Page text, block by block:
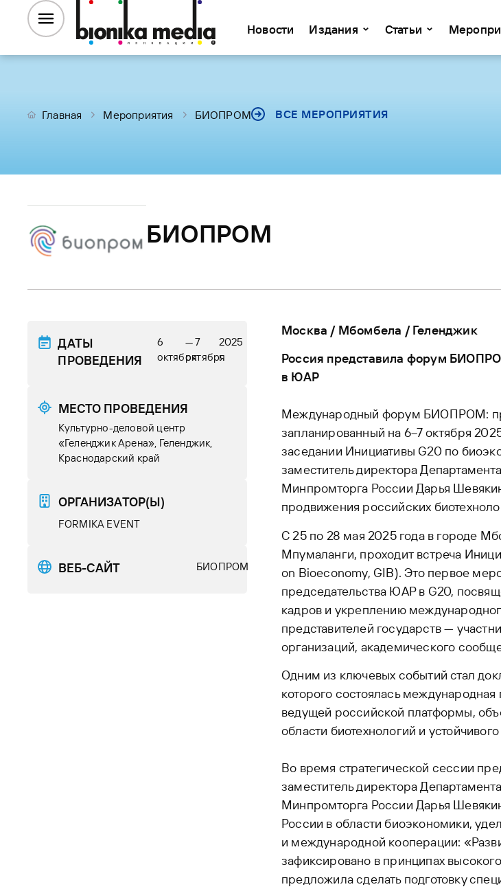
Новости Издания Статьи
Главная Мероприятия БИОПРОМ ВСЕ МЕРОПРИЯТИЯ
БИОПРОМ
ДАТЫ
ПРОВЕДЕНИЯ
6
октября
— 7
октября
2025
г.
МЕСТО ПРОВЕДЕНИЯ
Культурно-деловой центр
«Геленджик Арена», Геленджик,
Краснодарский край
ОРГАНИЗАТОР(Ы)
FORMIKA EVENT
ВЕБ-САЙТ БИОПРОМ
Москва / Мбомбела / Геленджик
Россия представила форум
в ЮАР
Международный форум БИОПРОМ:
запланированный на 6–7 октября
заседании Инициативы G20 по
заместитель директора
Минпромторга России Дарья
продвижения российских
С 25 по 28 мая 2025 года в городе
Мпумаланги, проходит встреча
on Bioeconomy, GIB). Это первое
председательства ЮАР в G20,
кадров и укреплению
представителей государств —
организаций, академического
Одним из ключевых событий стал
которого состоялась
ведущей российской платформы,
области биотехнологий и
Во время стратегической сессии
заместитель директора
Минпромторга России Дарья
России в области биоэкономики,
и международной кооперации:
зафиксировано в принципах
предложила сделать подготовку